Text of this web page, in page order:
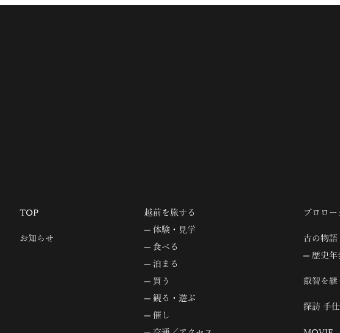
TOP
お知らせ
越前を旅する
体験・見学
食べる
泊まる
買う
観る・遊ぶ
催し
プロロー
古の物語
歴史年
叡智を継
探訪 手